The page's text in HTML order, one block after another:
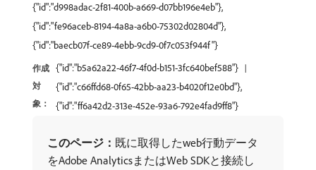
{"id":"d998adac-2f81-400b-a669-d07bb196e4eb"},
{"id":"fe96aceb-8194-4a8a-a6b0-75302d02804d"},
{"id":"baecb07f-ce89-4ebb-9cd9-0f7c053f944f"}
作成
対
象：
{"id":"b5a62a22-46f7-4f0d-b151-3fc640bef588"}
{"id":"c66ffd68-0f65-42bb-aa23-b4020f12e0bd"},
{"id":"ff6a42d2-313e-452e-93a6-792e4fad9ff8"}
このページ： ​既に取得したweb行動データ
をAdobe AnalyticsまたはWeb SDKと接続し